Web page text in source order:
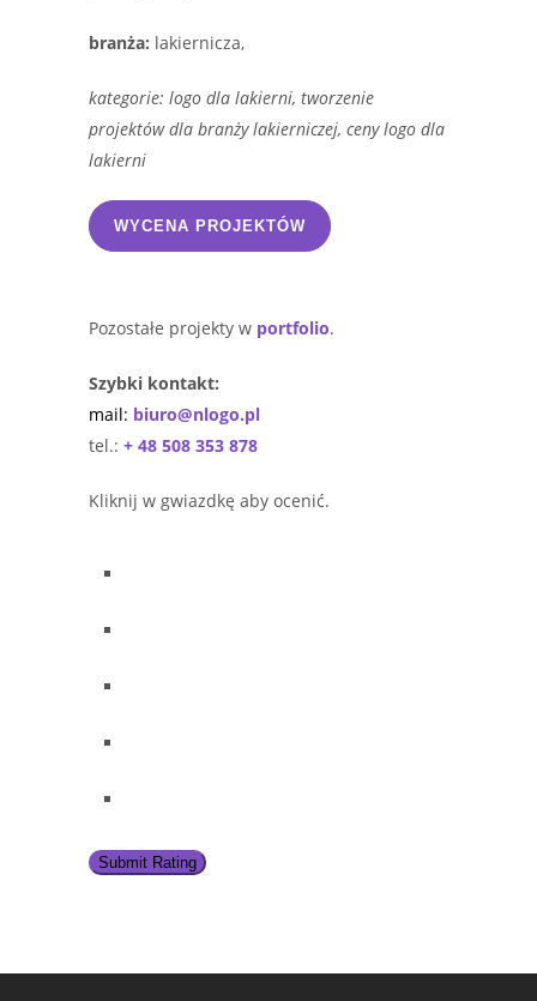
branża: lakiernicza,
kategorie: logo dla lakierni, tworzenie
projektów dla branży lakierniczej, ceny logo dla
lakierni
WYCENA PROJEKTÓW
Pozostałe projekty w portfolio.
Szybki kontakt:
mail: biuro@nlogo.pl
tel.: + 48 508 353 878
Kliknij w gwiazdkę aby ocenić.
Submit Rating